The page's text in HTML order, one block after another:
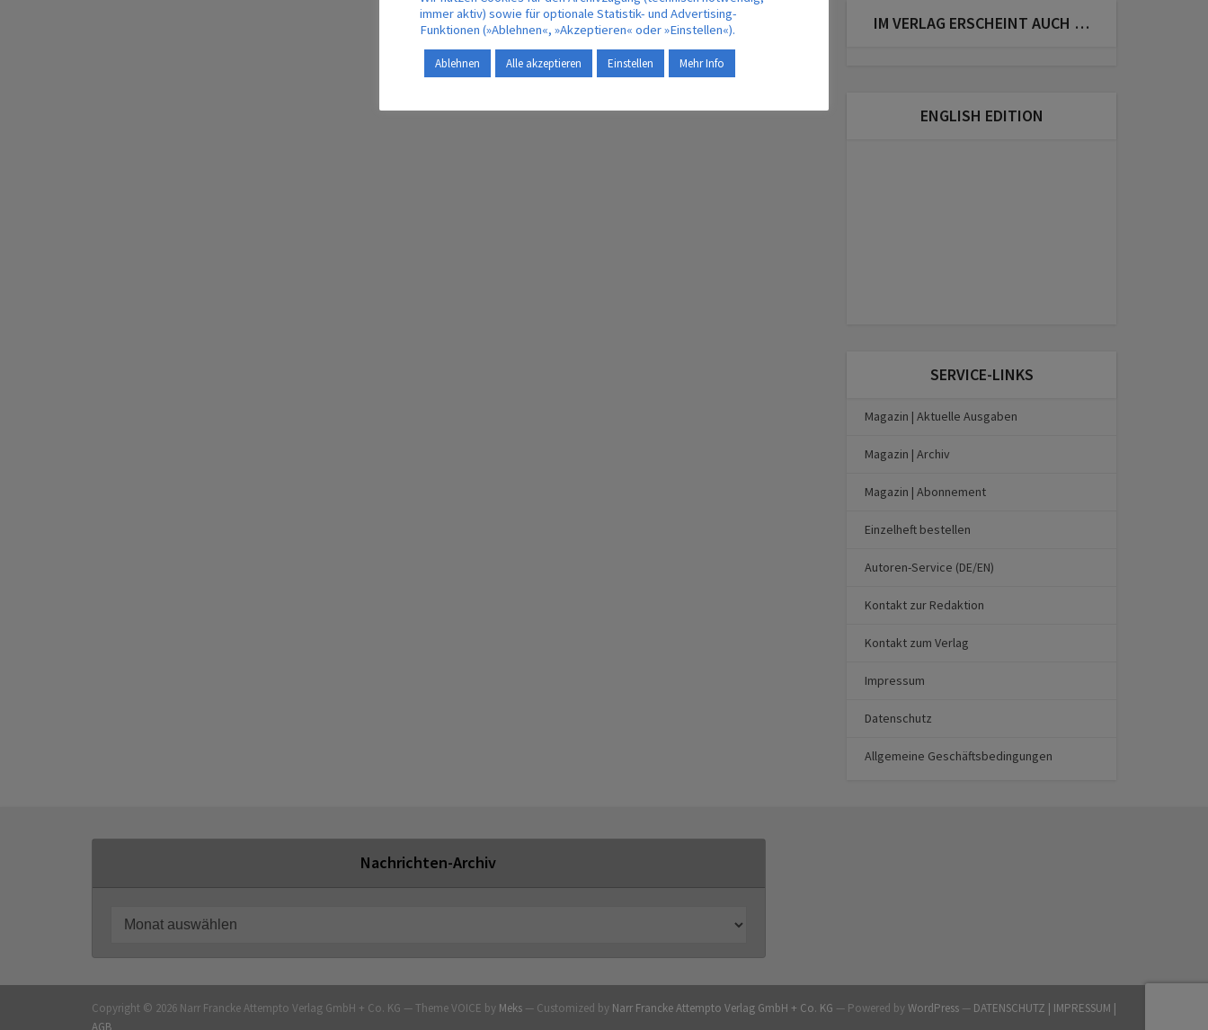
IM VERLAG ERSCHEINT AUCH …
ENGLISH EDITION
SERVICE-LINKS
Magazin | Aktuelle Ausgaben
Magazin | Archiv
Magazin | Abonnement
Einzelheft bestellen
Autoren-Service (DE/EN)
Kontakt zur Redaktion
Kontakt zum Verlag
Impressum
Datenschutz
Allgemeine Geschäftsbedingungen
Nachrichten-Archiv
Copyright © 2026 Narr Francke Attempto Verlag GmbH + Co. KG — Theme VOICE by Meks — Customized by Narr Francke Attempto Verlag GmbH + Co. KG — Powered byWordPress — DATENSCHUTZ | IMPRESSUM |
AGB
immer aktiv) sowie für optionale Statistik- und Advertising-
Funktionen (»Ablehnen«, »Akzeptieren« oder »Einstellen«).
Ablehnen Alle akzeptieren Einstellen Mehr Info